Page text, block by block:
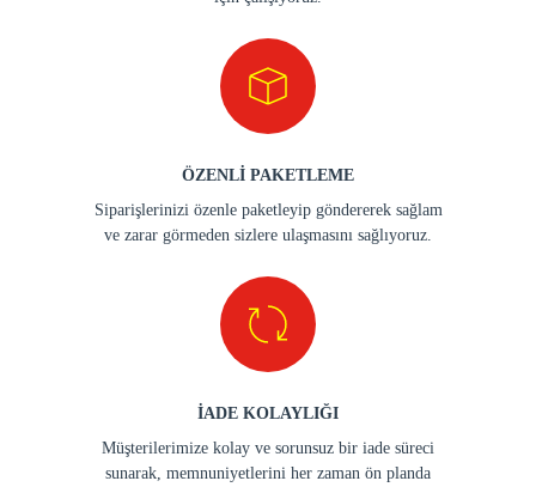
ÖZENLİ PAKETLEME
Siparişlerinizi özenle paketleyip göndererek sağlam
ve zarar görmeden sizlere ulaşmasını sağlıyoruz.
İADE KOLAYLIĞI
Müşterilerimize kolay ve sorunsuz bir iade süreci
sunarak, memnuniyetlerini her zaman ön planda